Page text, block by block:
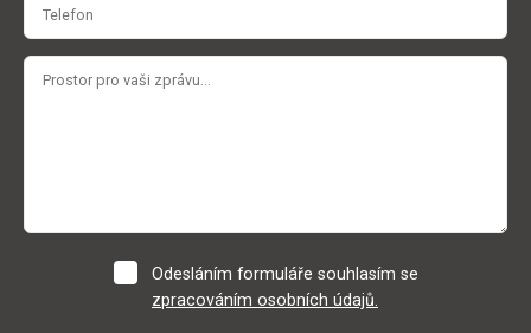
Odesláním formuláře souhlasím se
zpracováním osobních údajů.